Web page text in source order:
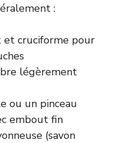
:
cruciforme pour
légèrement
ou un pinceau
embout fin
(savon